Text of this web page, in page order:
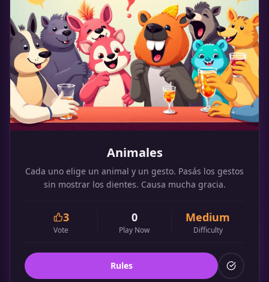
Animales
Cada uno elige un animal y un gesto. Pasás los gestos
sin mostrar los dientes. Causa mucha gracia.
3
Vote
0
Play Now
Medium
Difficulty
Rules